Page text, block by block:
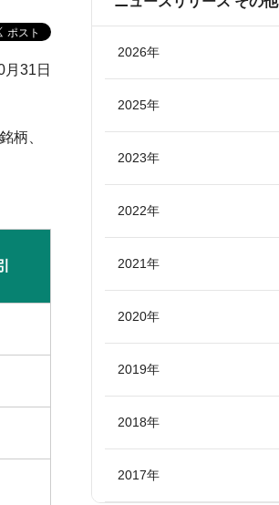
31日
柄、
2026年
2025年
2023年
2022年
2021年
2020年
2019年
2018年
2017年